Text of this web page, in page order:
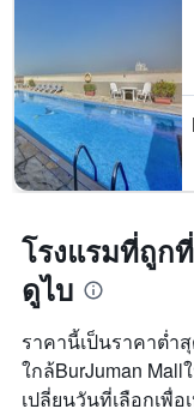
แกน
Y
แกน
แแส
ดง
เฉลี่ย
ของ
ห้อง
พัก
โรงแรมที่ถูก
ดูไบ
ราคานี้เป็นราคาต่ำ
ใกล้BurJuman
เปลี่ยนวันที่เลือกเพื่อ